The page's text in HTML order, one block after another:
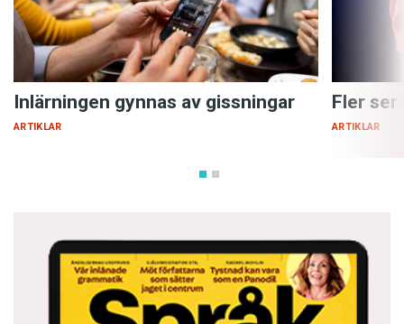
Inlärningen gynnas av gissningar
ARTIKLAR
Fler
ARTIKLAR